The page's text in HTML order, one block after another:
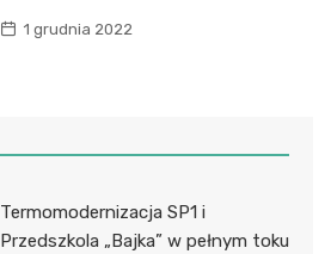
1 grudnia 2022
Termomodernizacja SP1 i
Przedszkola „Bajka” w pełnym toku